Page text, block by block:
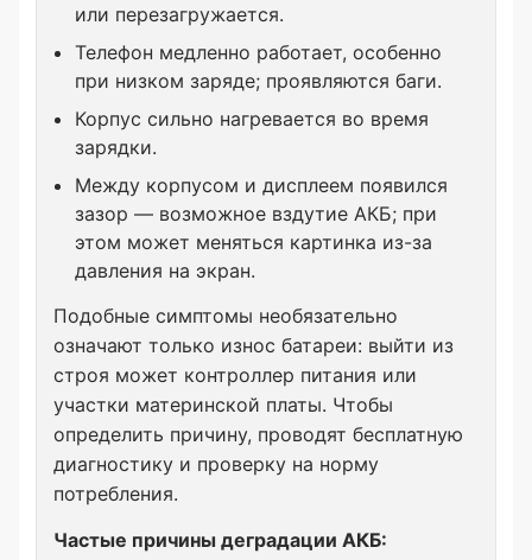
или перезагружается.
Телефон медленно работает, особенно
при низком заряде; проявляются баги.
Корпус сильно нагревается во время
зарядки.
Между корпусом и дисплеем появился
зазор — возможное вздутие АКБ; при
этом может меняться картинка из-за
давления на экран.
Подобные симптомы необязательно
означают только износ батареи: выйти из
строя может контроллер питания или
участки материнской платы. Чтобы
определить причину, проводят бесплатную
диагностику и проверку на норму
потребления.
Частые причины деградации АКБ: